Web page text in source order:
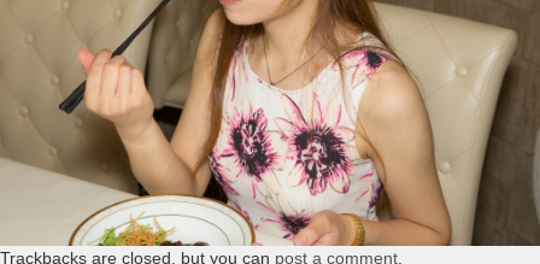
Trackbacks are closed, but you can post a comment